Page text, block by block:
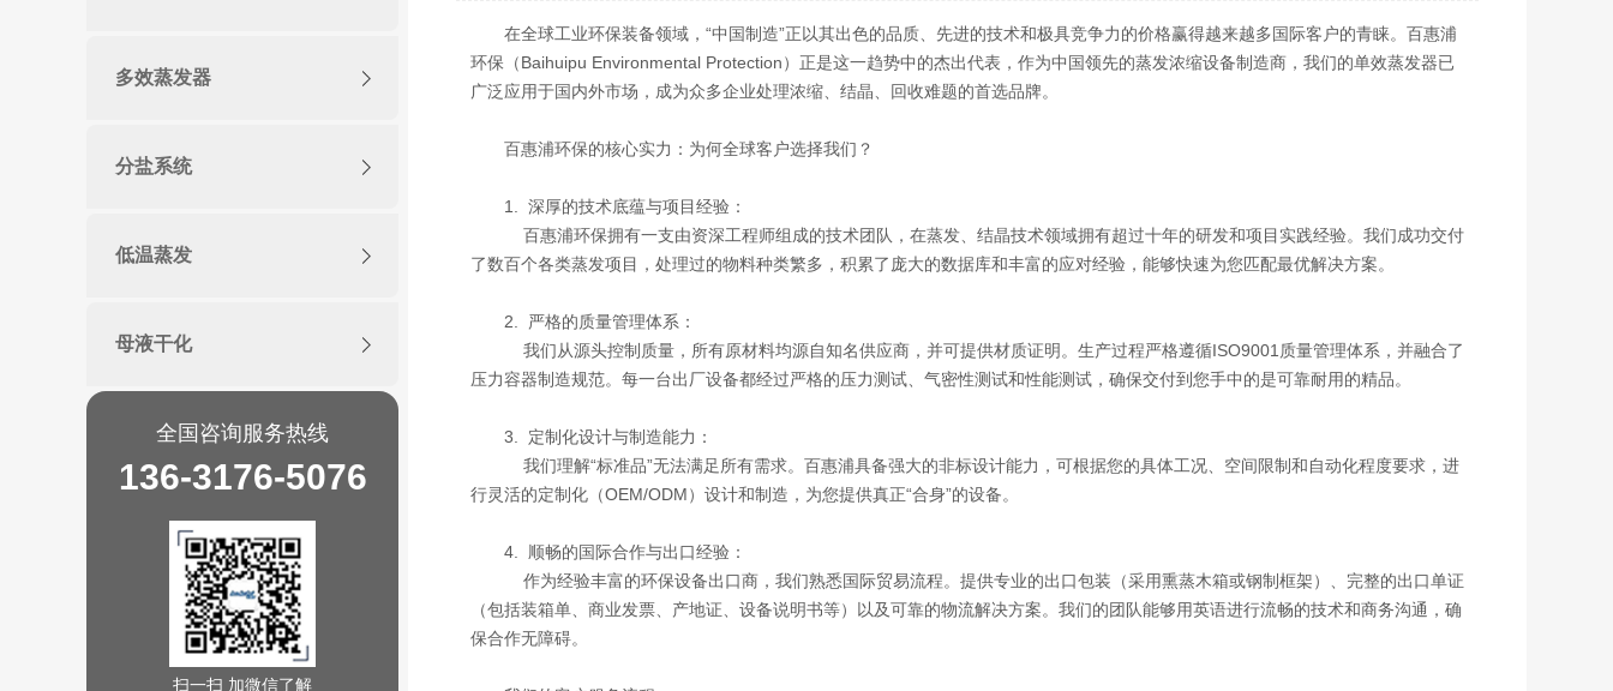
多效蒸发器
分盐系统
低温蒸发
母液干化
全国咨询服务热线
136-3176-5076
扫一扫 加微信了解
在全球工业环保装备领域，“中国制造”正以其出色的品质、先进的技术和极具竞争力的价格赢得越来越多国际客户的青睐。百惠浦
环保（Baihuipu Environmental Protection）正是这一趋势中的杰出代表，作为中国领先的蒸发浓缩设备制造商，我们的单效蒸发器已
广泛应用于国内外市场，成为众多企业处理浓缩、结晶、回收难题的首选品牌。
百惠浦环保的核心实力：为何全球客户选择我们？
1. 深厚的技术底蕴与项目经验：
百惠浦环保拥有一支由资深工程师组成的技术团队，在蒸发、结晶技术领域拥有超过十年的研发和项目实践经验。我们成功交付
了数百个各类蒸发项目，处理过的物料种类繁多，积累了庞大的数据库和丰富的应对经验，能够快速为您匹配最优解决方案。
2. 严格的质量管理体系：
我们从源头控制质量，所有原材料均源自知名供应商，并可提供材质证明。生产过程严格遵循ISO9001质量管理体系，并融合了
压力容器制造规范。每一台出厂设备都经过严格的压力测试、气密性测试和性能测试，确保交付到您手中的是可靠耐用的精品。
3. 定制化设计与制造能力：
我们理解“标准品”无法满足所有需求。百惠浦具备强大的非标设计能力，可根据您的具体工况、空间限制和自动化程度要求，进
行灵活的定制化（OEM/ODM）设计和制造，为您提供真正“合身”的设备。
4. 顺畅的国际合作与出口经验：
作为经验丰富的环保设备出口商，我们熟悉国际贸易流程。提供专业的出口包装（采用熏蒸木箱或钢制框架）、完整的出口单证
（包括装箱单、商业发票、产地证、设备说明书等）以及可靠的物流解决方案。我们的团队能够用英语进行流畅的技术和商务沟通，确
保合作无障碍。